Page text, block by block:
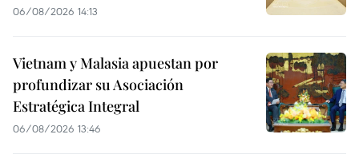
06/08/2026 14:13
Vietnam y Malasia apuestan por
profundizar su Asociación
Estratégica Integral
06/08/2026 13:46